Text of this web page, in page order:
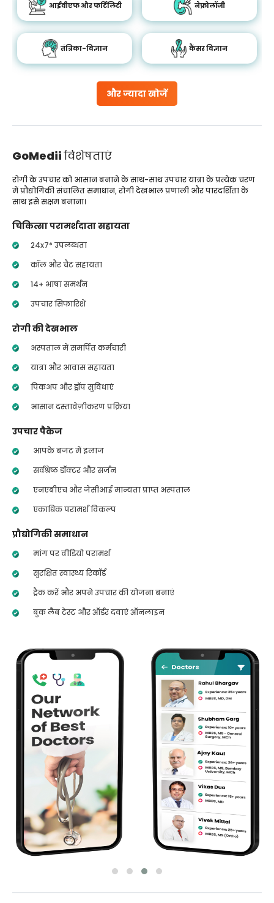
और ज्यादा खोजें
आईवीएफ और फर्टिलिटी नेफ्रोलॉजी
तंत्रिका-विज्ञान कैंसर विज्ञान
GoMediiविशेषताएं
रोगी के उपचार को आसान बनाने के साथ-साथ उपचार यात्रा के प्रत्येक चरण
में प्रौद्योगिकी संचालित समाधान, रोगी देखभाल प्रणाली और पारदर्शिता के
साथ इसे सक्षम बनाना।
चिकित्सा परामर्शदाता सहायता
24x7* उपलब्धता
कॉल और चैट सहायता
14+ भाषा समर्थन
उपचार सिफारिशें
रोगी की देखभाल
अस्पताल में समर्पित कर्मचारी
यात्रा और आवास सहायता
पिकअप और ड्रॉप सुविधाएं
आसान दस्तावेज़ीकरण प्रक्रिया
उपचार पैकेज
आपके बजट में इलाज
सर्वश्रेष्ठ डॉक्टर और सर्जन
एनएबीएच और जेसीआई मान्यता प्राप्त अस्पताल
एकाधिक परामर्श विकल्प
प्रौद्योगिकी समाधान
मांग पर वीडियो परामर्श
सुरक्षित स्वास्थ्य रिकॉर्ड
ट्रैक करें और अपने उपचार की योजना बनाएं
बुक लैब टेस्ट और ऑर्डर दवाएं ऑनलाइन